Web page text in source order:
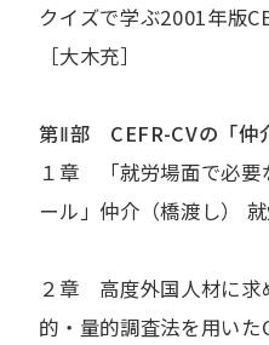
クイズで学ぶ2001年版
［大木充］
第Ⅱ部 CEFR-CVの「仲
１章 「就労場面で必要
ール」仲介（橋渡し）
２章 高度外国人材に
的・量的調査法を用い